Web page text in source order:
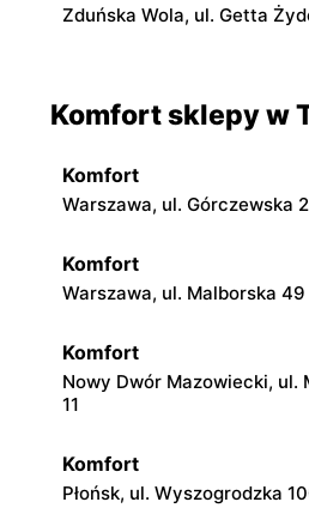
Zduńska Wola, ul. Getta
Komfort sklepy w
Komfort
Warszawa, ul. Górczewska
Komfort
Warszawa, ul. Malborska 49
Komfort
Nowy Dwór Mazowiecki, ul.
11
Komfort
Płońsk, ul. Wyszogrodzka